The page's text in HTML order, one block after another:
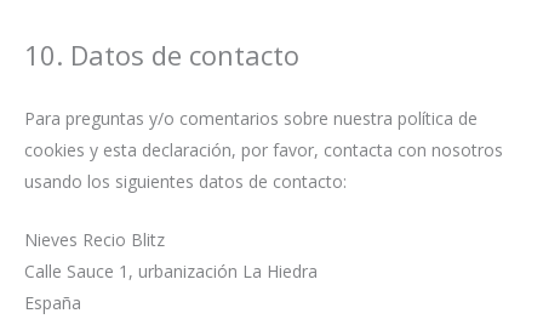
10. Datos de contacto
Para preguntas y/o comentarios sobre nuestra política de
cookies y esta declaración, por favor, contacta con nosotros
usando los siguientes datos de contacto:
Nieves Recio Blitz
Calle Sauce 1, urbanización La Hiedra
España